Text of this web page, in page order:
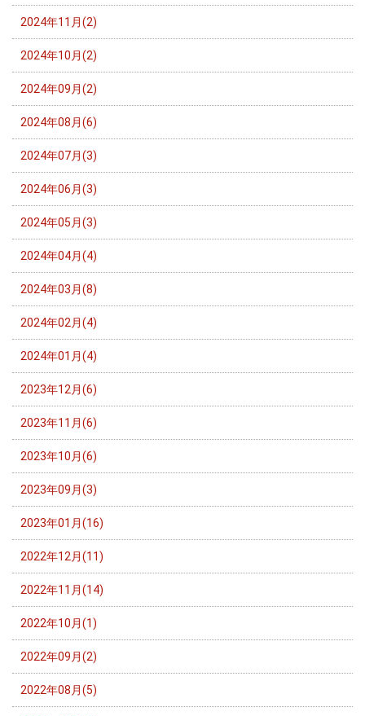
2024年11月(2)
2024年10月(2)
2024年09月(2)
2024年08月(6)
2024年07月(3)
2024年06月(3)
2024年05月(3)
2024年04月(4)
2024年03月(8)
2024年02月(4)
2024年01月(4)
2023年12月(6)
2023年11月(6)
2023年10月(6)
2023年09月(3)
2023年01月(16)
2022年12月(11)
2022年11月(14)
2022年10月(1)
2022年09月(2)
2022年08月(5)